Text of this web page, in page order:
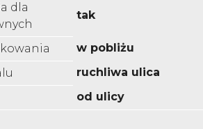
dla
tak
w pobliżu
ruchliwa ulica
od ulicy